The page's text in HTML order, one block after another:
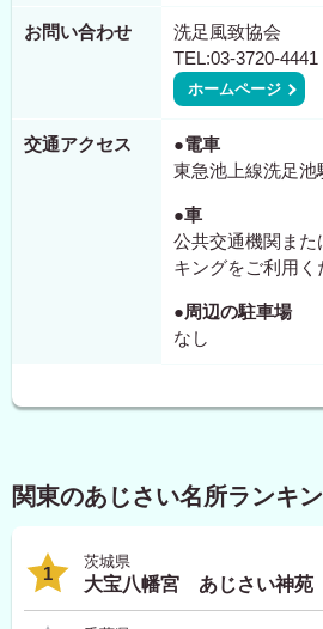
お問い合わせ
洗足風致協会
TEL:03-3720-4441
ホームページ
交通アクセス
●電車
東急池上線洗足池
●車
公共交通機関また
キングをご利用く
●周辺の駐車場
なし
関東のあじさい名所ランキ
1
茨城県
大宝八幡宮 あじさい神苑